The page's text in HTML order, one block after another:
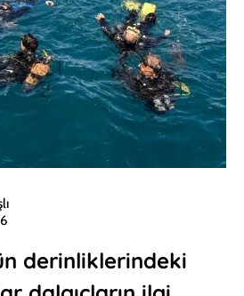
derinliklerindeki